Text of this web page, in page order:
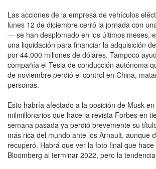
Las acciones de la empresa de vehículos
lunes 12 de diciembre cerró la jornada con
— se han desplomado en los últimos meses,
una liquidación para financiar la adquisición
por 44.000 millones de dólares. Tampoco
compañía el Tesla de conducción autónoma
de noviembre perdió el control en China,
personas.
Esto habría afectado a la posición de Musk
milmillonarios que hace la revista Forbes en
semana pasada ya perdió brevemente su
más rica del mundo ante los Arnault, aunque
recuperó. Habrá que ver la foto final que
Bloomberg al terminar 2022, pero la